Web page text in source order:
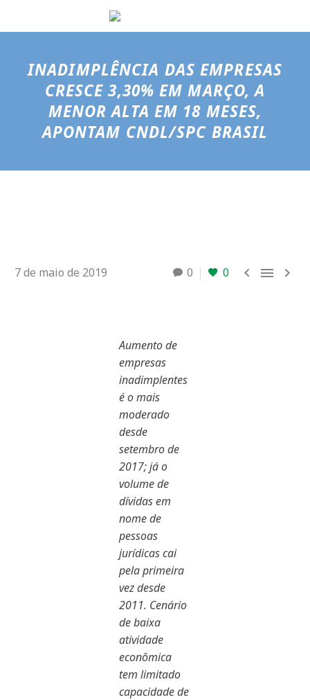
INADIMPLÊNCIA DAS EMPRESAS
CRESCE 3,30% EM MARÇO, A
MENOR ALTA EM 18 MESES,
APONTAM CNDL/SPC BRASIL
0 0   
7 de maio de 2019
Aumento de
empresas
inadimplentes
é o mais
moderado
desde
setembro de
2017; já o
volume de
dívidas em
nome de
pessoas
jurídicas cai
pela primeira
vez desde
2011. Cenário
de baixa
atividade
econômica
tem limitado
capacidade de